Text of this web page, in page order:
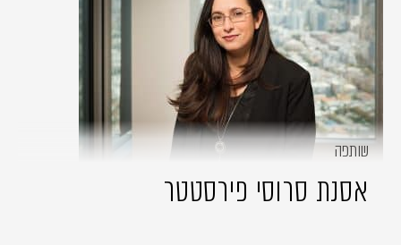
שותפה
אסנת סרוסי פירסטטר